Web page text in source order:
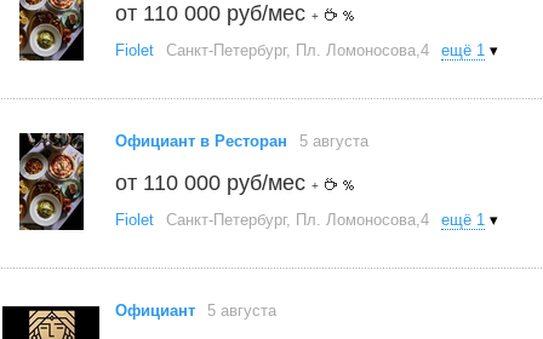
от 110 000 руб/мес +
Fiolet Санкт-Петербург, Пл. Ломоносова,4 ещё 1 ▾
Официант в Ресторан 5 августа
от 110 000 руб/мес +
Fiolet Санкт-Петербург, Пл. Ломоносова,4 ещё 1 ▾
Официант 5 августа